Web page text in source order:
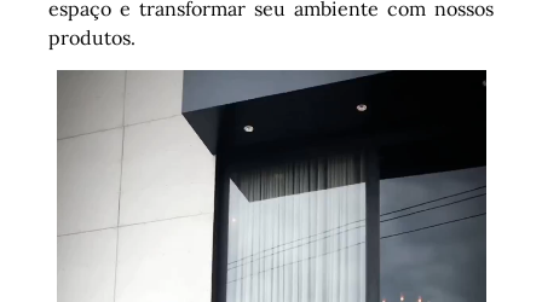
espaço e transformar seu ambiente com nossos
produtos.
Tocador